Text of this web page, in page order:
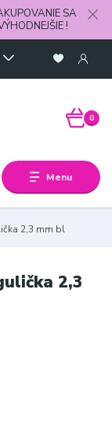
SA
!
Menu
0
2,3 mm bl
2,3